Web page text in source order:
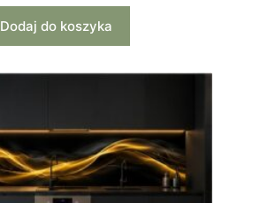
Dodaj do koszyka